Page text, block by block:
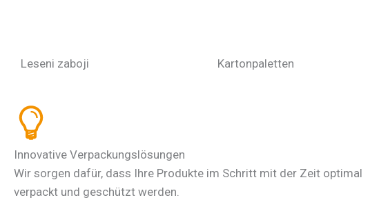
Leseni zaboji Kartonpaletten
Innovative Verpackungslösungen
Wir sorgen dafür, dass Ihre Produkte im Schritt mit der Zeit optimal
verpackt und geschützt werden.